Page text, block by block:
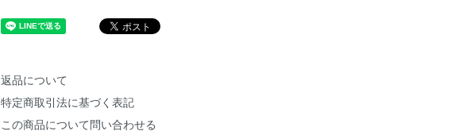
返品について
特定商取引法に基づく表記
この商品について問い合わせる